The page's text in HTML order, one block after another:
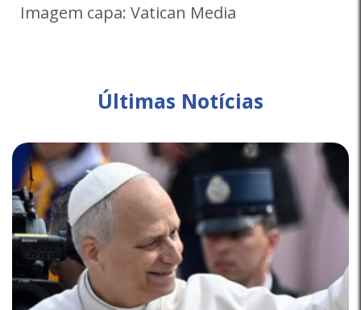
Imagem capa: Vatican Media
Últimas Notícias